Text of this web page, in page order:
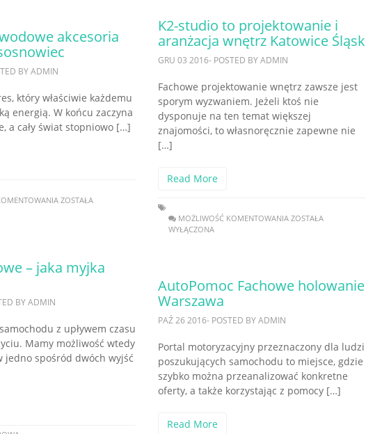
akcesoria
BY ADMIN
który właściwie każdemu
energią. W końcu zaczyna
a cały świat stopniowo […]
ZOSTAŁA
– jaka myjka
BY ADMIN
z upływem czasu
Mamy możliwość wtedy
jedno spośród dwóch wyjść
K2-studio to projektowanie i
aranżacja wnętrz Katowice Śląsk
GRU 03 2016- POSTED BY ADMIN
Fachowe projektowanie wnętrz zawsze jest
sporym wyzwaniem. Jeżeli ktoś nie
dysponuje na ten temat większej
znajomości, to własnoręcznie zapewne nie
[…]
Read More
MOŻLIWOŚĆ KOMENTOWANIA ZOSTAŁA
WYŁĄCZONA
AutoPomoc Fachowe holowanie
Warszawa
PAŹ 26 2016- POSTED BY ADMIN
Portal motoryzacyjny przeznaczony dla ludzi
poszukujących samochodu to miejsce, gdzie
szybko można przeanalizować konkretne
oferty, a także korzystając z pomocy […]
Read More